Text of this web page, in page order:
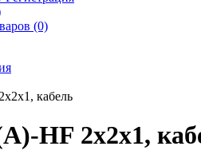
(0)
кабель
HF 2x2x1,